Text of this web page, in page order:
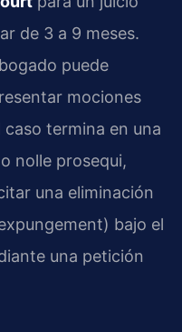
de 3 a 9 meses.
puede
mociones
caso termina en una
nolle prosequi,
una eliminación
) bajo el
una petición